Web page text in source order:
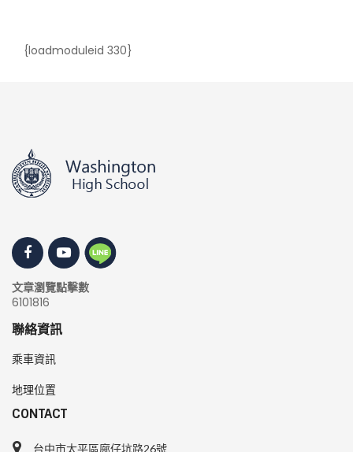
{loadmoduleid 330}
文章瀏覽點擊數
6101816
聯絡資訊
乘車資訊
地理位置
CONTACT
台中市太平區廍仔坑路26號